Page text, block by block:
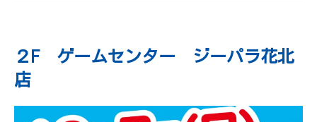
２F ゲームセンター ジーパラ花北
店